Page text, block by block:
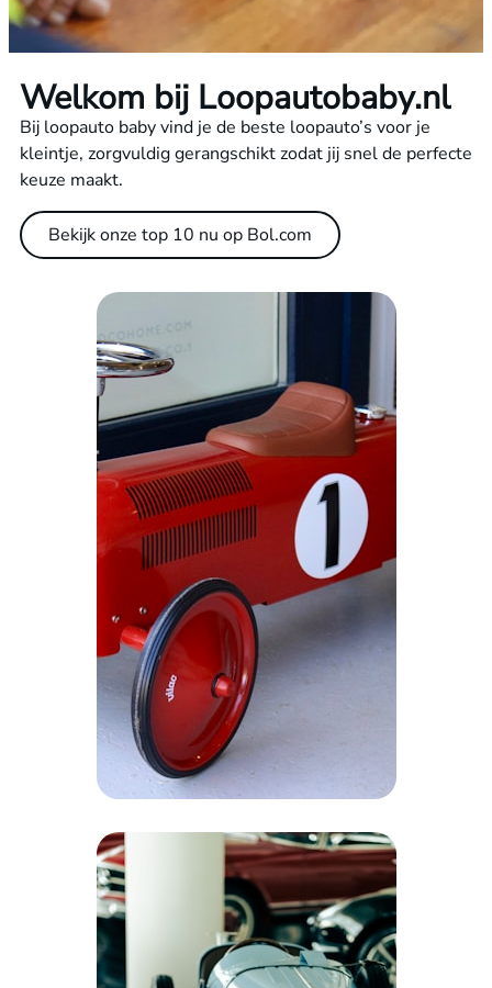
Welkom bij Loopautobaby.nl
Bij loopauto baby vind je de beste loopauto’s voor je
kleintje, zorgvuldig gerangschikt zodat jij snel de perfecte
keuze maakt.
Bekijk onze top 10 nu op Bol.com